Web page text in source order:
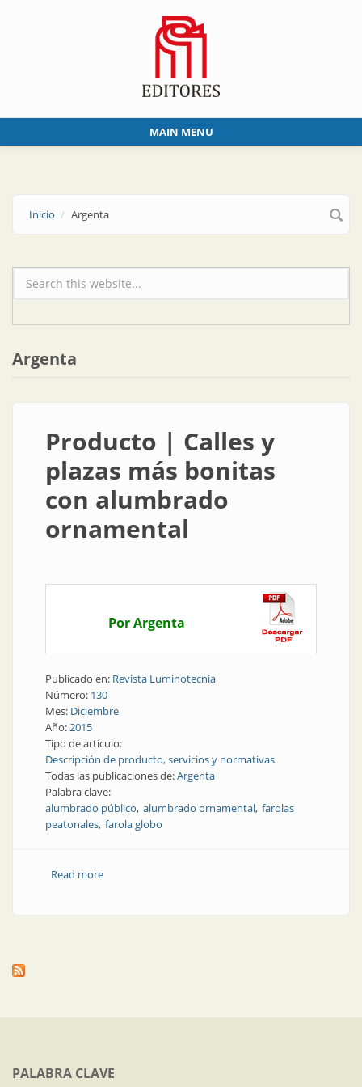
MAIN MENU
Inicio Argenta
Formulario de búsqueda
Argenta
Producto | Calles y
plazas más bonitas
con alumbrado
ornamental
Por Argenta
Publicado en: Revista Luminotecnia
Número: 130
Mes: Diciembre
Año:2015
Tipo de artículo:
Descripción de producto, servicios y normativas
Todas las publicaciones de:Argenta
Palabra clave:
alumbrado público alumbrado ornamental farolas
peatonales farola globo
Read moreabout Producto | Calles y plazas más bonitas con
PALABRA CLAVE